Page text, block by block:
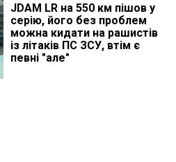
JDAM LR на 550 км пішов у
серію, його без проблем
можна кидати на рашистів
із літаків ПС ЗСУ, втім є
певні "але"